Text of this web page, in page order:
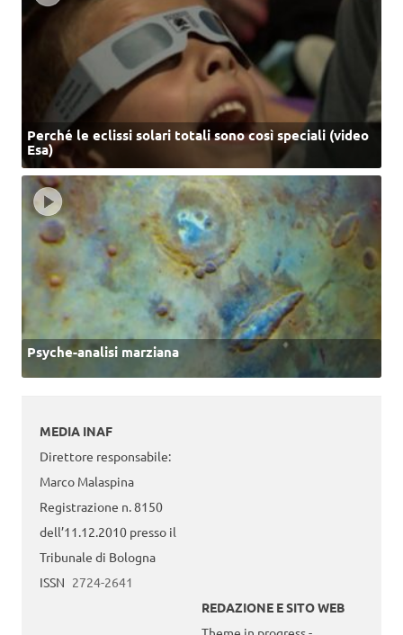
Perché le eclissi solari totali sono così speciali (video
Esa)
Psyche-analisi marziana
MEDIA INAF
Direttore responsabile:
Marco Malaspina
Registrazione n. 8150
dell’11.12.2010 presso il
Tribunale di Bologna
ISSN 2724-2641
REDAZIONE E SITO WEB